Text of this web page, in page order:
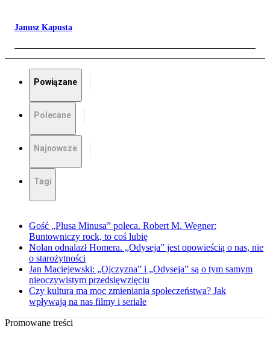
Janusz Kapusta
Powiązane
Polecane
Najnowsze
Tagi
Gość „Plusa Minusa” poleca. Robert M. Wegner:
Buntowniczy rock, to coś lubię
Nolan odnalazł Homera. „Odyseja” jest opowieścią o nas, nie
o starożytności
Jan Maciejewski: „Ojczyzna” i „Odyseja” są o tym samym
nieoczywistym przedsięwzięciu
Czy kultura ma moc zmieniania społeczeństwa? Jak
wpływają na nas filmy i seriale
Promowane treści